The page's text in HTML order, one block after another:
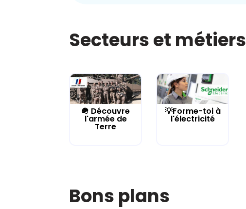
Secteurs et métiers
🪖 Découvre
l'armée de
Terre
💡Forme-toi à
l'électricité
Bons plans